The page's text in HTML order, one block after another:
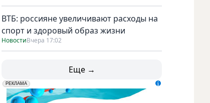
ВТБ: россияне увеличивают расходы на
спорт и здоровый образ жизни
НовостиВчера 17:02
Еще →
erid: LdtCK5udn
РЕКЛАМА
АО "ГАТР", ИНН: 7841320717